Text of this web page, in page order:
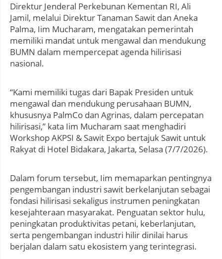
Direktur Jenderal Perkebunan Kementan RI, Ali
Jamil, melalui Direktur Tanaman Sawit dan Aneka
Palma, Iim Mucharam, mengatakan pemerintah
memiliki mandat untuk mengawal dan mendukung
BUMN dalam mempercepat agenda hilirisasi
nasional.
“Kami memiliki tugas dari Bapak Presiden untuk
mengawal dan mendukung perusahaan BUMN,
khususnya PalmCo dan Agrinas, dalam percepatan
hilirisasi,” kata Iim Mucharam saat menghadiri
Workshop AKPSI & Sawit Expo bertajuk Sawit untuk
Rakyat di Hotel Bidakara, Jakarta, Selasa (7/7/2026).
Dalam forum tersebut, Iim memaparkan pentingnya
pengembangan industri sawit berkelanjutan sebagai
fondasi hilirisasi sekaligus instrumen peningkatan
kesejahteraan masyarakat. Penguatan sektor hulu,
peningkatan produktivitas petani, keberlanjutan,
serta pengembangan industri hilir dinilai harus
berjalan dalam satu ekosistem yang terintegrasi.